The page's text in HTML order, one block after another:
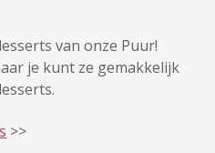
van onze Puur!
je kunt ze gemakkelijk
>>